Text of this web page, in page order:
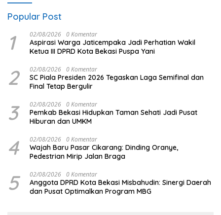
Popular Post
1 02/08/2026 0 Komentar
Aspirasi Warga Jaticempaka Jadi Perhatian Wakil
Ketua III DPRD Kota Bekasi Puspa Yani
2 02/08/2026 0 Komentar
SC Piala Presiden 2026 Tegaskan Laga Semifinal dan
Final Tetap Bergulir
3 02/08/2026 0 Komentar
Pemkab Bekasi Hidupkan Taman Sehati Jadi Pusat
Hiburan dan UMKM
4 02/08/2026 0 Komentar
Wajah Baru Pasar Cikarang: Dinding Oranye,
Pedestrian Mirip Jalan Braga
5 02/08/2026 0 Komentar
Anggota DPRD Kota Bekasi Misbahudin: Sinergi Daerah
dan Pusat Optimalkan Program MBG